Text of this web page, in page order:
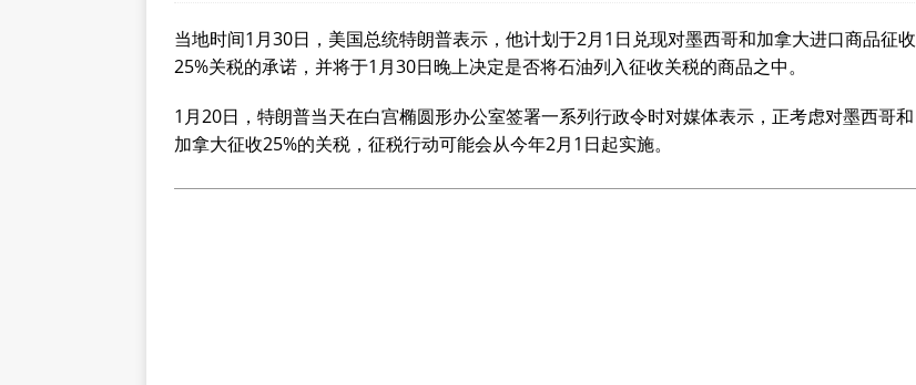
当地时间1月30日，美国总统特朗普表示，他计划于2月1日兑现对墨西哥和加拿大进口商品征收
25%关税的承诺，并将于1月30日晚上决定是否将石油列入征收关税的商品之中。
1月20日，特朗普当天在白宫椭圆形办公室签署一系列行政令时对媒体表示，正考虑对墨西哥和
加拿大征收25%的关税，征税行动可能会从今年2月1日起实施。